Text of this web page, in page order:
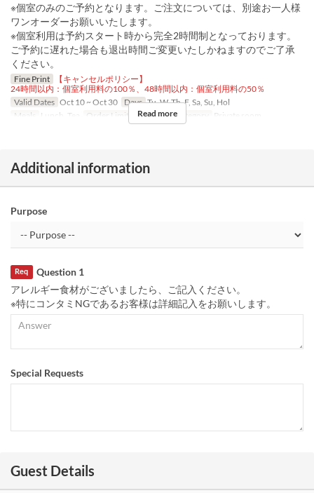
※個室のみのご予約となります。ご注文については、別途お一人様
ワンオーダーお願いいたします。
※個室利用は予約スタート時から完全2時間制となっております。
ご予約に遅れた場合も退出時間ご変更いたしかねますのでご了承
ください。
Fine Print
【キャンセルポリシー】
24時間以内：個室利用料の100％、48時間以内：個室利用料の50％
Valid Dates Oct 10 ~ Oct 30 Days Tu, W, Th, F, Sa, Su, Hol
Meals
Lunch, Tea Order Limit 1 ~ 1 Seat Category Private room
Read more
Additional information
Purpose
Question 1
Req
アレルギー食材がございましたら、ご記入ください。
※特にコンタミNGであるお客様は詳細記入をお願いします。
Special Requests
Guest Details